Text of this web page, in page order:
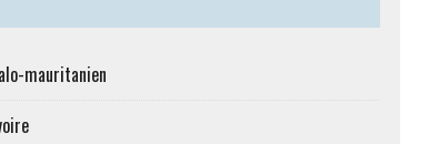
mauritanien